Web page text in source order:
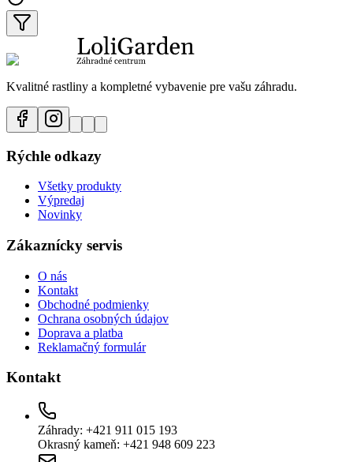
Kvalitné rastliny a kompletné vybavenie pre vašu záhradu.
Rýchle odkazy
Všetky produkty
Výpredaj
Novinky
Zákaznícky servis
O nás
Kontakt
Obchodné podmienky
Ochrana osobných údajov
Doprava a platba
Reklamačný formulár
Kontakt
Záhrady: +421 911 015 193
Okrasný kameň: +421 948 609 223